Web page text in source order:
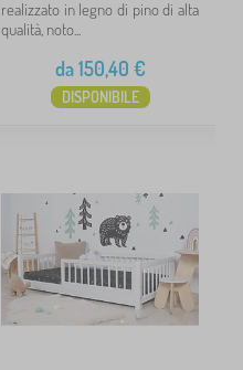
realizzato in legno di pino di alta
qualità, noto...
da150,40 €
DISPONIBILE